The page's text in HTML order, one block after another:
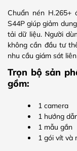
Chuẩn nén H.265+
S44P giúp giảm
tải dữ liệu. Người
không cần đầu tư
nhu cầu giám sát
Trọn bộ sản
gồm:
1 camera
1 hướng
1 mẫu gắn
1 gói vít và